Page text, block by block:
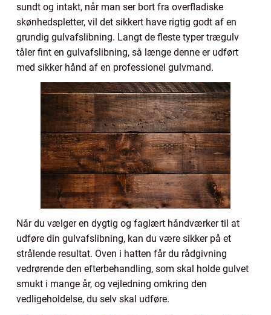
sundt og intakt, når man ser bort fra overfladiske
skønhedspletter, vil det sikkert have rigtig godt af en
grundig gulvafslibning. Langt de fleste typer trægulv
tåler fint en gulvafslibning, så længe denne er udført
med sikker hånd af en professionel gulvmand.
Når du vælger en dygtig og faglært håndværker til at
udføre din gulvafslibning, kan du være sikker på et
strålende resultat. Oven i hatten får du rådgivning
vedrørende den efterbehandling, som skal holde gulvet
smukt i mange år, og vejledning omkring den
vedligeholdelse, du selv skal udføre.